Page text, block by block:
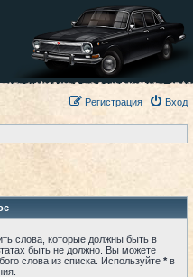
Вход
Регистрация
слова, которые должны быть в
быть не должно. Вы можете
слова из списка. Используйте * в